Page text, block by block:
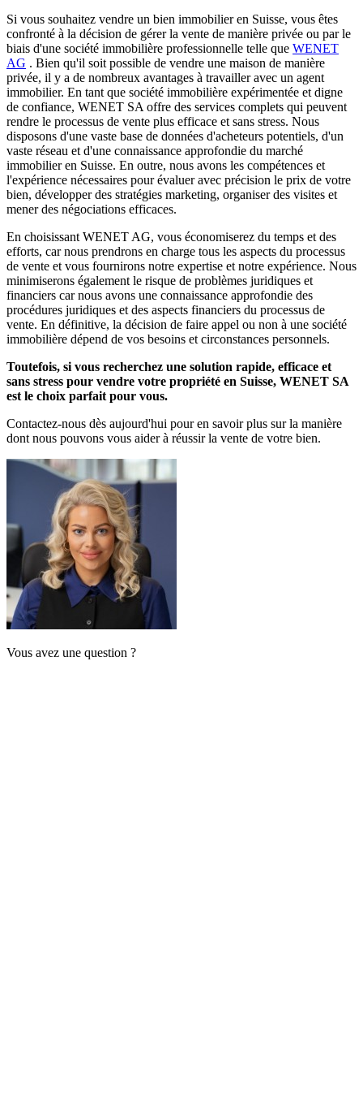
Si vous souhaitez vendre un bien immobilier en Suisse, vous êtes
confronté à la décision de gérer la vente de manière privée ou par le
biais d'une société immobilière professionnelle telle que WENET
AG . Bien qu'il soit possible de vendre une maison de manière
privée, il y a de nombreux avantages à travailler avec un agent
immobilier. En tant que société immobilière expérimentée et digne
de confiance, WENET SA offre des services complets qui peuvent
rendre le processus de vente plus efficace et sans stress. Nous
disposons d'une vaste base de données d'acheteurs potentiels, d'un
vaste réseau et d'une connaissance approfondie du marché
immobilier en Suisse. En outre, nous avons les compétences et
l'expérience nécessaires pour évaluer avec précision le prix de votre
bien, développer des stratégies marketing, organiser des visites et
mener des négociations efficaces.
En choisissant WENET AG, vous économiserez du temps et des
efforts, car nous prendrons en charge tous les aspects du processus
de vente et vous fournirons notre expertise et notre expérience. Nous
minimiserons également le risque de problèmes juridiques et
financiers car nous avons une connaissance approfondie des
procédures juridiques et des aspects financiers du processus de
vente. En définitive, la décision de faire appel ou non à une société
immobilière dépend de vos besoins et circonstances personnels.
Toutefois, si vous recherchez une solution rapide, efficace et
sans stress pour vendre votre propriété en Suisse, WENET SA
est le choix parfait pour vous.
Contactez-nous dès aujourd'hui pour en savoir plus sur la manière
dont nous pouvons vous aider à réussir la vente de votre bien.
Vous avez une question ?